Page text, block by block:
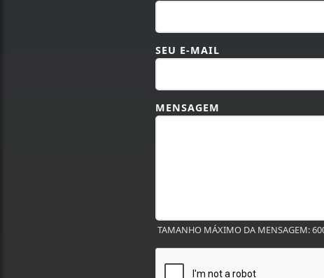
SEU E-MAIL
MENSAGEM
TAMANHO MÁXIMO DA MENSAGEM: